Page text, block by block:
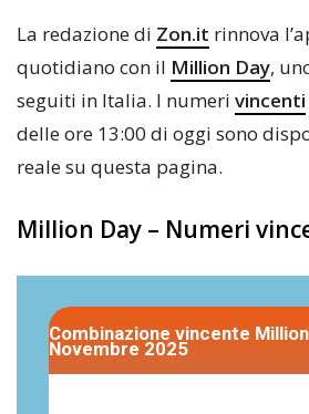
La redazione di Zon.it rinnova
quotidiano con il Million Day,
seguiti in Italia. I numeri vincenti
delle ore 13:00 di oggi sono
reale su questa pagina.
Million Day – Numeri
Combinazione vincente
Novembre 2025